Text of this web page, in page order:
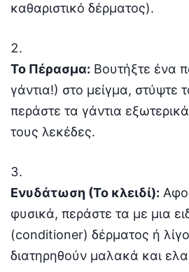
καθαριστικό δέρματος).
Το Πέρασμα: Βουτήξτε ένα
γάντια!) στο μείγμα, στύψτε
περάστε τα γάντια
τους λεκέδες.
Ενυδάτωση (Το κλειδί):
φυσικά, περάστε τα με μια
(conditioner) δέρματος ή
διατηρηθούν μαλακά και